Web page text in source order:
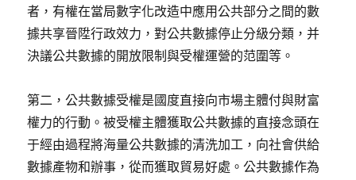
者，有權在當局數字化改造中應用公共部分之間的數
據共享晉陞行政效力，對公共數據停止分級分類，并
決議公共數據的開放限制與受權運營的范圍等。
第二，公共數據受權是國度直接向市場主體付與財富
權力的行動。被受權主體獲取公共數據的直接念頭在
于經由過程將海量公共數據的清洗加工，向社會供給
數據產物和辦事，從而獲取貿易好處。公共數據作為